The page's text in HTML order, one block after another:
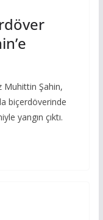
Muhittin Şahin,
biçerdöverinde
yangın çıktı.